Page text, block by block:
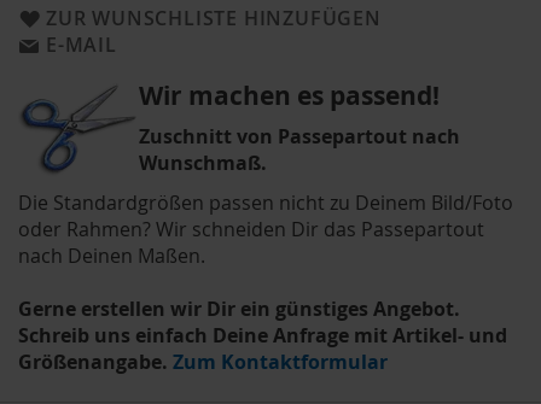
ZUR WUNSCHLISTE HINZUFÜGEN
E-MAIL
Wir machen es passend!
Zuschnitt von Passepartout nach
Wunschmaß.
Die Standardgrößen passen nicht zu Deinem Bild/Foto
oder Rahmen? Wir schneiden Dir das Passepartout
nach Deinen Maßen.
Gerne erstellen wir Dir ein günstiges Angebot.
Schreib uns einfach Deine Anfrage mit Artikel- und
Größenangabe. Zum Kontaktformular